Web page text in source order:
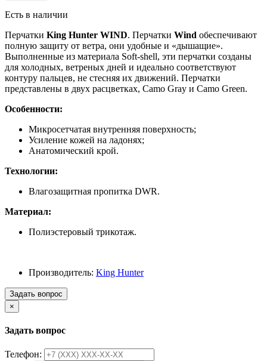
Есть в наличии
Перчатки King Hunter WIND. Перчатки Wind обеспечивают
полную защиту от ветра, они удобные и «дышащие».
Выполненные из материала Soft-shell, эти перчатки созданы
для холодных, ветреных дней и идеально соответствуют
контуру пальцев, не стесняя их движений. Перчатки
представлены в двух расцветках, Camo Gray и Camo Green.
Особенности:
Микросетчатая внутренняя поверхность;
Усиление кожей на ладонях;
Анатомический крой.
Технологии:
Влагозащитная пропитка DWR.
Материал:
Полиэстеровый трикотаж.
Производитель: King Hunter
Задать вопрос
×
Задать вопрос
Телефон: